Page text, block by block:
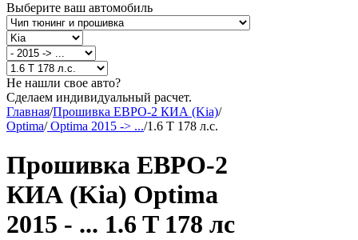
Выберите ваш автомобиль
Не нашли свое авто?
Сделаем индивидуальный расчет.
Главная/Прошивка ЕВРО-2 КИА (Kia)/
Optima/Optima 2015 -> .../1.6 T 178 л.с.
Прошивка ЕВРО-2
КИА (Kia) Optima
2015 - ... 1.6 T 178 лс